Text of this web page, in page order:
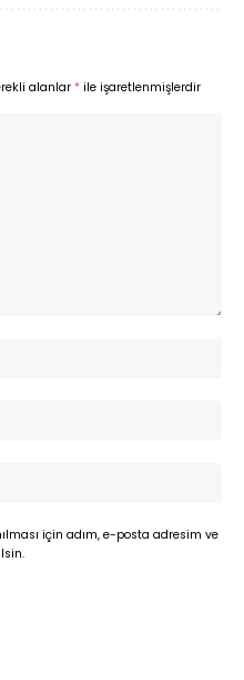
alanlar* ile işaretlenmişlerdir
için adım, e-posta adresim ve